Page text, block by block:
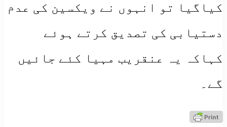
کیاگیا تو انہوں نے ویکسین کی عدم
دستیابی کی تصدیق کرتے ہوئے
کہاکہ یہ عنقریب مہیا کئے جائیں
گے۔